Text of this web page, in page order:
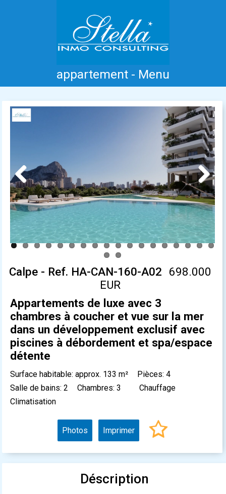
appartement - Menu
Accueil Costa Blanca Vente Location
Nouvelle Construction
Information
Contact
Previous Next
Calpe - Ref. HA-CAN-160-A02
698.000
EUR
Appartements de luxe avec 3
chambres à coucher et vue sur la mer
dans un développement exclusif avec
piscines à débordement et spa/espace
détente
Surface habitable: approx. 133 m²
Pièces: 4
Salle de bains: 2
Chambres: 3
Chauffage
Climatisation
Photos Imprimer
Déscription